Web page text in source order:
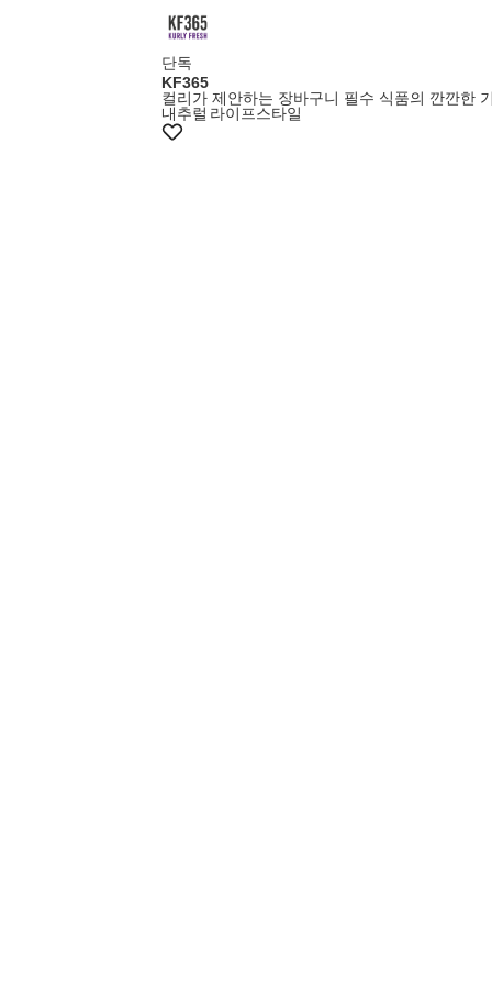
+최대20%쿠폰
단독
KF365
컬리가 제안하는 장바구니 필수 식품의 깐깐한
내추럴 라이프스타일